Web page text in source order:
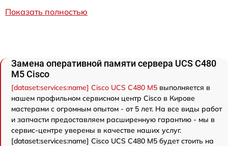
Показать полностью
Замена оперативной памяти сервера UCS C480
M5 Cisco
[dataset:services:name] Cisco UCS C480 M5 выполняется в
нашем профильном сервисном центр Cisco в Кирове
мастерами с огромным опытом - от 5 лет. На все виды работ
и запчасти предоставляем расширенную гарантию - мы в
сервис-центре уверены в качестве наших услуг.
[dataset:services:name] Cisco UCS C480 M5 будет стоить на